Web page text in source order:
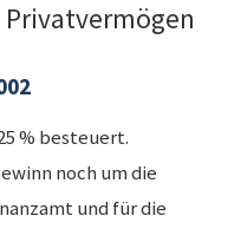
% besteuert.
noch um die
und für die